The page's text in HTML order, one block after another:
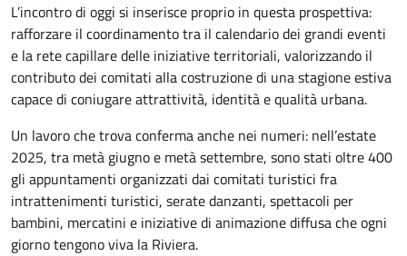
L’incontro di oggi si inserisce proprio in questa prospettiva:
rafforzare il coordinamento tra il calendario dei grandi eventi
e la rete capillare delle iniziative territoriali, valorizzando il
contributo dei comitati alla costruzione di una stagione estiva
capace di coniugare attrattività, identità e qualità urbana.
Un lavoro che trova conferma anche nei numeri: nell’estate
2025, tra metà giugno e metà settembre, sono stati oltre 400
gli appuntamenti organizzati dai comitati turistici fra
intrattenimenti turistici, serate danzanti, spettacoli per
bambini, mercatini e iniziative di animazione diffusa che ogni
giorno tengono viva la Riviera.